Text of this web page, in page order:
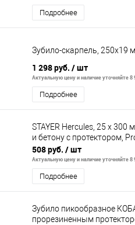
Подробнее
Зубило-скарпель, 250х19
1 298 руб. / шт
Актуальную цену и наличие уточняйте 8
Подробнее
STAYER Hercules, 25 х
и бетону с протектором,
508 руб. / шт
Актуальную цену и наличие уточняйте 8
Подробнее
Зубило пикообразное
прорезиненным